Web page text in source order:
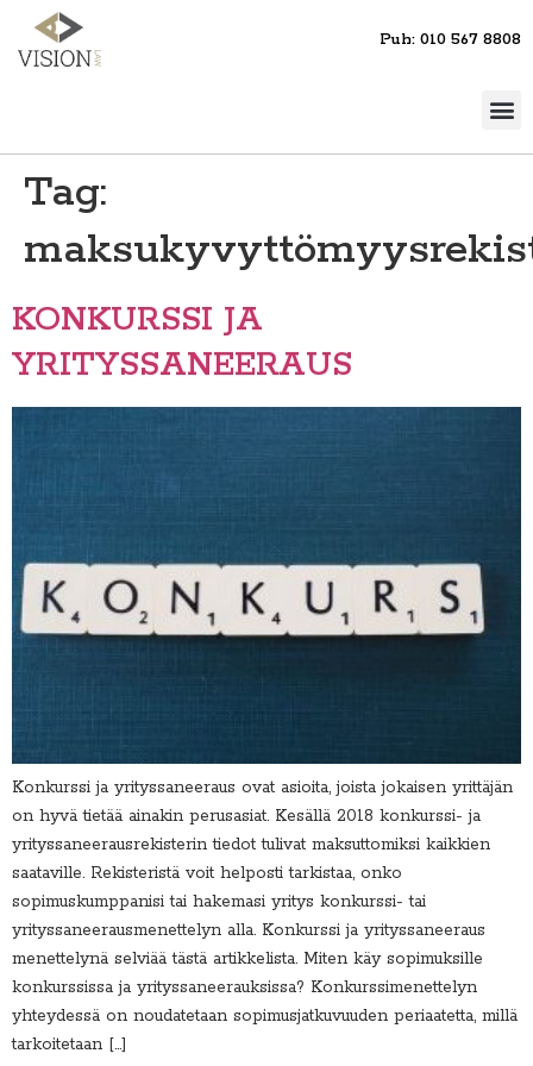
Puh: 010 567 8808
Tag:
KONKURSSI JA
YRITYSSANEERAUS
Konkurssi ja yrityssaneeraus ovat asioita, joista jokaisen yrittäjän
on hyvä tietää ainakin perusasiat. Kesällä 2018 konkurssi- ja
yrityssaneerausrekisterin tiedot tulivat maksuttomiksi kaikkien
saataville. Rekisteristä voit helposti tarkistaa, onko
sopimuskumppanisi tai hakemasi yritys konkurssi- tai
yrityssaneerausmenettelyn alla. Konkurssi ja yrityssaneeraus
menettelynä selviää tästä artikkelista. Miten käy sopimuksille
konkurssissa ja yrityssaneerauksissa? Konkurssimenettelyn
yhteydessä on noudatetaan sopimusjatkuvuuden periaatetta, millä
tarkoitetaan […]